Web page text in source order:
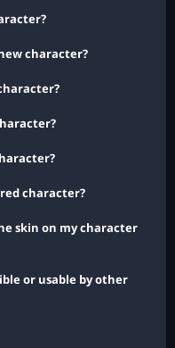
character?
character?
skin on my character
or usable by other